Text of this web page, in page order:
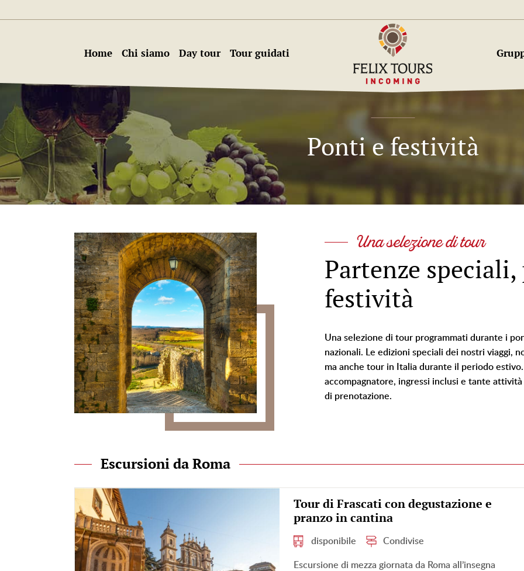
Home Chi siamo Day tour Tour guidati
Ponti e festività
Una selezione di tour
Partenze
festività
Una selezione di tour programmati durante i
nazionali. Le edizioni speciali dei nostri viaggi,
ma anche tour in Italia durante il periodo
accompagnatore, ingressi inclusi e tante
di prenotazione.
Escursioni da Roma
Tour di Frascati con degustazione e
pranzo in cantina
disponibile Condivise
Escursione di mezza giornata da Roma all’insegna